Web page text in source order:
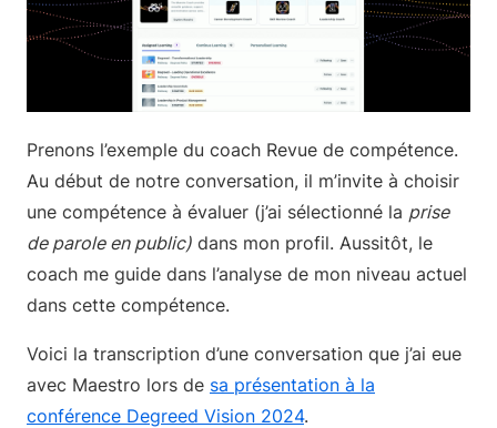
Prenons l’exemple du coach Revue de compétence.
Au début de notre conversation, il m’invite à choisir
une compétence à évaluer (j’ai sélectionné la prise
de parole en public) dans mon profil. Aussitôt, le
coach me guide dans l’analyse de mon niveau actuel
dans cette compétence.
Voici la transcription d’une conversation que j’ai eue
avec Maestro lors de sa présentation à la
conférence Degreed Vision 2024.